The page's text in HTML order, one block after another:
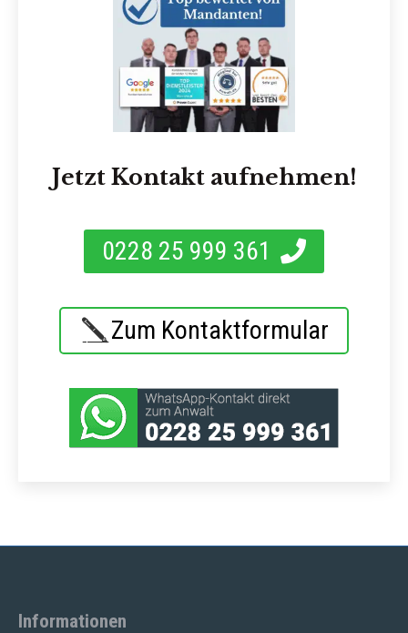
Jetzt Kontakt aufnehmen!
0228 25 999 361
Zum Kontaktformular
Informationen